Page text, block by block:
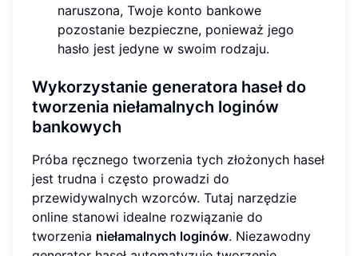
naruszona, Twoje konto bankowe
pozostanie bezpieczne, ponieważ jego
hasło jest jedyne w swoim rodzaju.
Wykorzystanie generatora haseł do
tworzenia niełamalnych loginów
bankowych
Próba ręcznego tworzenia tych złożonych haseł
jest trudna i często prowadzi do
przewidywalnych wzorców. Tutaj narzędzie
online stanowi idealne rozwiązanie do
tworzenia niełamalnych loginów. Niezawodny